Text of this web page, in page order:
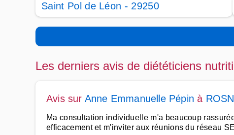
Saint Pol de Léon - 29250
Les derniers avis de diététiciens
Avis sur Anne Emmanuelle Pépin à
Ma consultation individuelle m'a beaucoup
efficacement et m'inviter aux réunions du réseau